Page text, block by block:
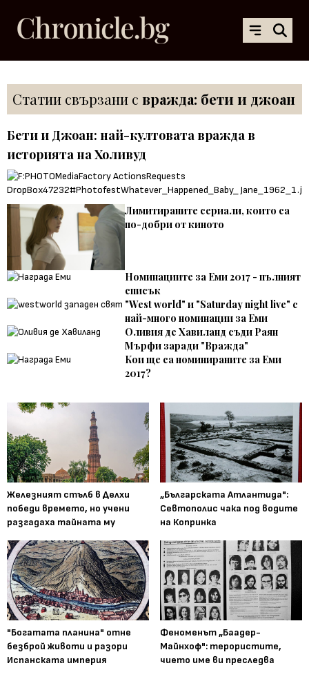
Статии свързани с вражда: бети и джоан
Бети и Джоан: най-култовата вражда в
историята на Холивуд
Лимитираните сериали, които са
по-добри от киното
Номинациите за Еми 2017 - пълният
списък
"West world" и "Saturday night live" с
най-много номинации за Еми
Оливия де Хавиланд съди Раян
Мърфи заради "Вражда"
Кои ще са номинираните за Еми
2017?
Железният стълб в Делхи
победи времето, но учени
разгадаха тайната му
„Българската Атлантида":
Севтополис чака под водите
на Копринка
"Богатата планина" отне
безброй животи и разори
Испанската империя
Феноменът „Баадер-
Майнхоф": терористите,
чието име ви преследва